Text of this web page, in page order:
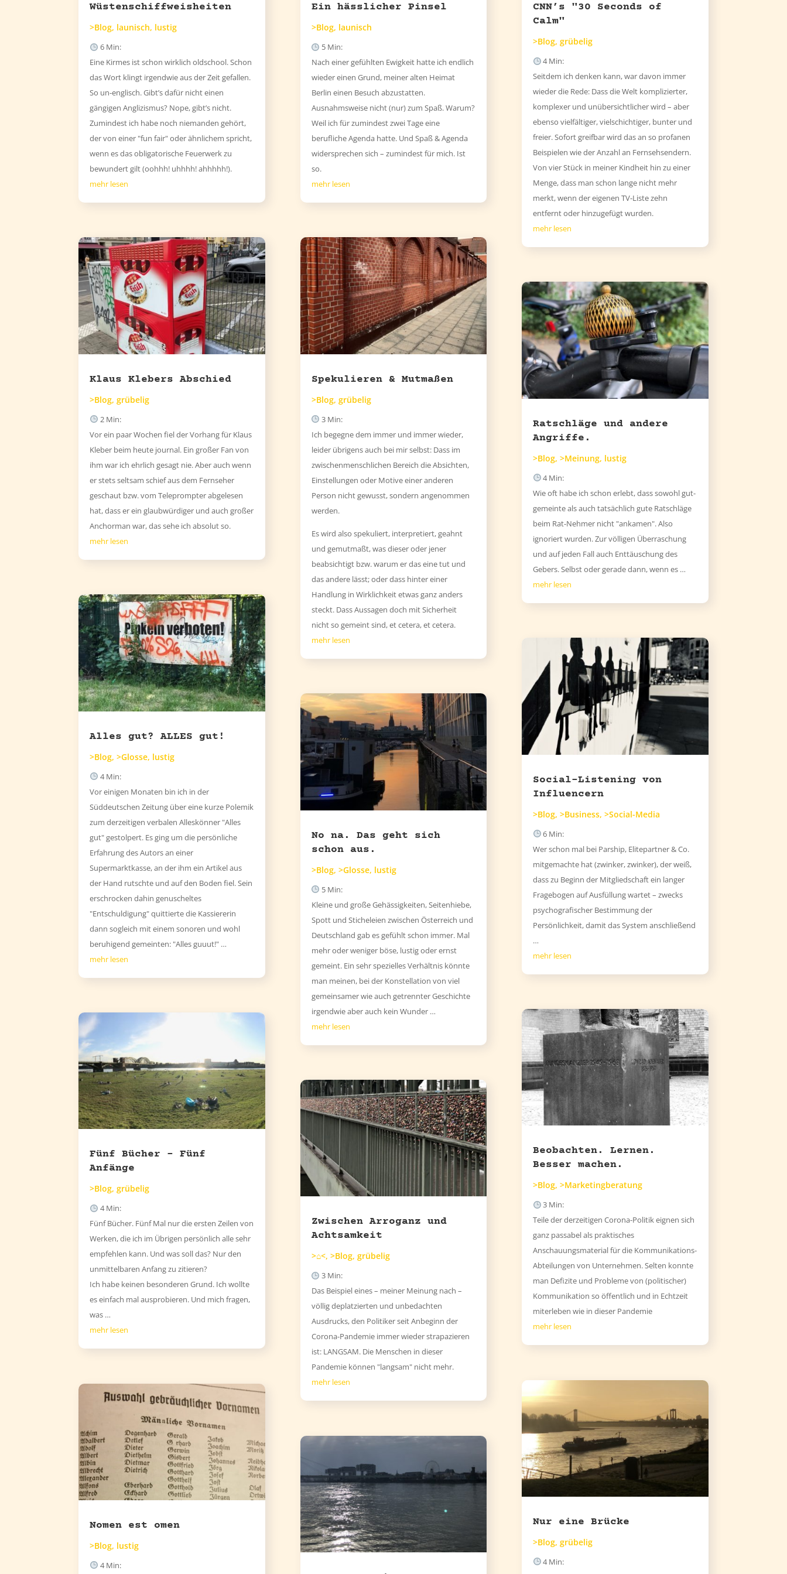
Wüstenschiffweisheiten
>Blog, launisch, lustig
6 Min:
Eine Kirmes ist schon wirklich oldschool. Schon
das Wort klingt irgendwie aus der Zeit gefallen.
So un-englisch. Gibt’s dafür nicht einen
gängigen Anglizismus? Nope, gibt’s nicht.
Zumindest ich habe noch niemanden gehört,
der von einer "fun fair" oder ähnlichem spricht,
wenn es das obligatorische Feuerwerk zu
bewundert gilt (oohhh! uhhhh! ahhhhh!).
mehr lesen
Klaus Klebers Abschied
>Blog,grübelig
2 Min:
Vor ein paar Wochen fiel der Vorhang für Klaus
Kleber beim heute journal. Ein großer Fan von
ihm war ich ehrlich gesagt nie. Aber auch wenn
er stets seltsam schief aus dem Fernseher
geschaut bzw. vom Teleprompter abgelesen
hat, dass er ein glaubwürdiger und auch großer
Anchorman war, das sehe ich absolut so.
mehr lesen
Alles gut? ALLES gut!
>Blog,>Glosse, lustig
4 Min:
Vor einigen Monaten bin ich in der
Süddeutschen Zeitung über eine kurze Polemik
zum derzeitigen verbalen Alleskönner "Alles
gut" gestolpert. Es ging um die persönliche
Erfahrung des Autors an einer
Supermarktkasse, an der ihm ein Artikel aus
der Hand rutschte und auf den Boden fiel. Sein
erschrocken dahin genuscheltes
"Entschuldigung" quittierte die Kassiererin
dann sogleich mit einem sonoren und wohl
beruhigend gemeinten: "Alles guuut!" …
mehr lesen
Fünf Bücher – Fünf
Anfänge
>Blog,grübelig
4 Min:
Fünf Bücher. Fünf Mal nur die ersten Zeilen von
Werken, die ich im Übrigen persönlich alle sehr
empfehlen kann. Und was soll das? Nur den
unmittelbaren Anfang zu zitieren?
Ich habe keinen besonderen Grund. Ich wollte
es einfach mal ausprobieren. Und mich fragen,
was …
mehr lesen
Nomen est omen
>Blog, lustig
4 Min:
Ein hässlicher Pinsel
>Blog, launisch
5 Min:
Nach einer gefühlten Ewigkeit hatte ich endlich
wieder einen Grund, meiner alten Heimat
Berlin einen Besuch abzustatten.
Ausnahmsweise nicht (nur) zum Spaß. Warum?
Weil ich für zumindest zwei Tage eine
berufliche Agenda hatte. Und Spaß & Agenda
widersprechen sich – zumindest für mich. Ist
so.
mehr lesen
Spekulieren & Mutmaßen
>Blog, grübelig
3 Min:
Ich begegne dem immer und immer wieder,
leider übrigens auch bei mir selbst: Dass im
zwischenmenschlichen Bereich die Absichten,
Einstellungen oder Motive einer anderen
Person nicht gewusst, sondern angenommen
werden.
Es wird also spekuliert, interpretiert, geahnt
und gemutmaßt, was dieser oder jener
beabsichtigt bzw. warum er das eine tut und
das andere lässt; oder dass hinter einer
Handlung in Wirklichkeit etwas ganz anders
steckt. Dass Aussagen doch mit Sicherheit
nicht so gemeint sind, et cetera, et cetera.
mehr lesen
No na. Das geht sich
schon aus.
>Blog, >Glosse, lustig
5 Min:
Kleine und große Gehässigkeiten, Seitenhiebe,
Spott und Sticheleien zwischen Österreich und
Deutschland gab es gefühlt schon immer. Mal
mehr oder weniger böse, lustig oder ernst
gemeint. Ein sehr spezielles Verhältnis könnte
man meinen, bei der Konstellation von viel
gemeinsamer wie auch getrennter Geschichte
irgendwie aber auch kein Wunder …
mehr lesen
Zwischen Arroganz und
Achtsamkeit
>⌂<, >Blog, grübelig
3 Min:
Das Beispiel eines – meiner Meinung nach –
völlig deplatzierten und unbedachten
Ausdrucks, den Politiker seit Anbeginn der
Corona-Pandemie immer wieder strapazieren
ist: LANGSAM. Die Menschen in dieser
Pandemie können "langsam" nicht mehr.
mehr lesen
CNN’s "30 Seconds of
Calm"
>Blog, grübelig
4Min:
Seitdem ich denken kann, war davon immer
wieder die Rede: Dass die Welt komplizierter,
komplexer und unübersichtlicher wird – aber
ebenso vielfältiger, vielschichtiger, bunter und
freier. Sofort greifbar wird das an so profanen
Beispielen wie der Anzahl an Fernsehsendern.
Von vier Stück in meiner Kindheit hin zu einer
Menge, dass man schon lange nicht mehr
merkt, wenn der eigenen TV-Liste zehn
entfernt oder hinzugefügt wurden.
mehr lesen
Ratschläge und andere
Angriffe.
>Blog, >Meinung, lustig
4Min:
Wie oft habe ich schon erlebt, dass sowohl gut-
gemeinte als auch tatsächlich gute Ratschläge
beim Rat-Nehmer nicht "ankamen". Also
ignoriert wurden. Zur völligen Überraschung
und auf jeden Fall auch Enttäuschung des
Gebers. Selbst oder gerade dann, wenn es …
mehr lesen
Social-Listening von
Influencern
>Blog, >Business, >Social-Media
6 Min:
Wer schon mal bei Parship, Elitepartner & Co.
mitgemachte hat (zwinker, zwinker), der weiß,
dass zu Beginn der Mitgliedschaft ein langer
Fragebogen auf Ausfüllung wartet – zwecks
psychografischer Bestimmung der
Persönlichkeit, damit das System anschließend
…
mehr lesen
Beobachten. Lernen.
Besser machen.
>Blog, >Marketingberatung
3 Min:
Teile der derzeitigen Corona-Politik eignen sich
ganz passabel als praktisches
Anschauungsmaterial für die Kommunikations-
Abteilungen von Unternehmen. Selten konnte
man Defizite und Probleme von (politischer)
Kommunikation so öffentlich und in Echtzeit
miterleben wie in dieser Pandemie
mehr lesen
Nur eine Brücke
>Blog, grübelig
4Min: